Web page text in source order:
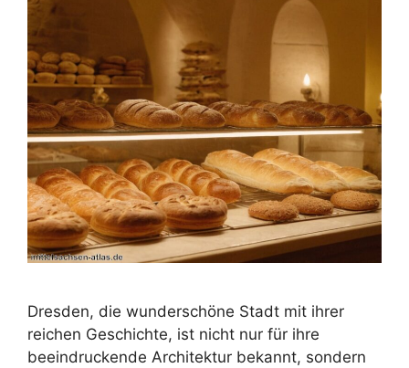
Dresden, die wunderschöne Stadt mit ihrer
reichen Geschichte, ist nicht nur für ihre
beeindruckende Architektur bekannt, sondern